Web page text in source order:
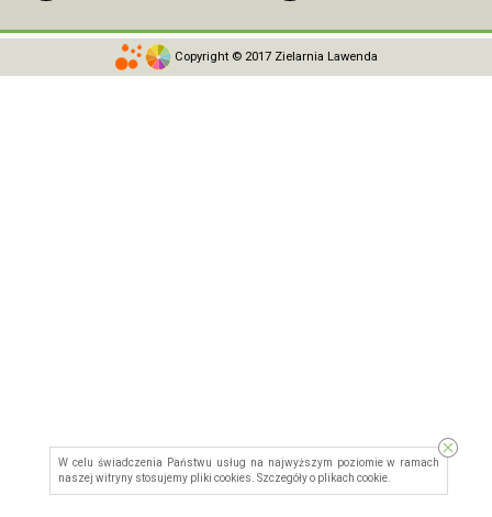
Copyright © 2017 Zielarnia Lawenda
W celu świadczenia Państwu usług na najwyższym poziomie w ramach
naszej witryny stosujemy pliki cookies. Szczegóły o plikach cookie.